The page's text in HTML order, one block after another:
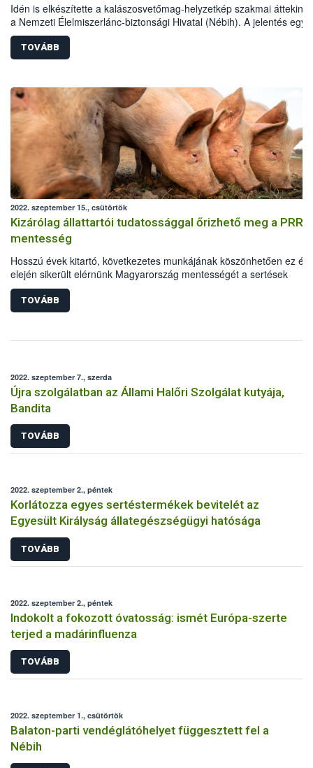
Idén is elkészítette a kalászosvetőmag-helyzetkép szakmai
a Nemzeti Élelmiszerlánc-biztonsági Hivatal (Nébih). A jelentés
megállapítása, hogy 2022-ben a kánikula és a tartós csapadékhiány
alapjaiban határozta meg a kalászos növények termesztését és a
vetőmag-szaporítást. A szokottnál két héttel korábban kezdődött az
gyengébben alakult a korábbi évekhez képest.
TOVÁBB
2022. szeptember 15., csütörtök
Kizárólag állattartói tudatossággal őrizhető meg a PRRS
mentesség
Hosszú évek kitartó, következetes munkájának köszönhetően ez év
elején sikerült elérnünk Magyarország mentességét a sertések
reprodukciós zavarokkal és légzőszervi tünetekkel járó szindrómája
(PRRS) betegségtől. Ahhoz azonban, hogy ezt a kedvező állapotot
fenntartsuk és hazánk PRRS mentességét nemzetközi szinten
és legalább ugyanolyan fontos a szigorúan jogszabálykövető, felelős
TOVÁBB
2022. szeptember 7., szerda
Újra szolgálatban az Állami Halőri Szolgálat kutyája,
Bandita
TOVÁBB
2022. szeptember 2., péntek
Korlátozza egyes sertéstermékek bevitelét az
Egyesült Királyság állategészségügyi hatósága
TOVÁBB
2022. szeptember 2., péntek
Indokolt a fokozott óvatosság: ismét Európa-szerte
terjed a madárinfluenza
TOVÁBB
2022. szeptember 1., csütörtök
Balaton-parti vendéglátóhelyet függesztett fel a
Nébih